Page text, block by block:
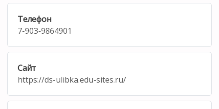
Телефон
7-903-9864901
Сайт
https://ds-ulibka.edu-sites.ru/